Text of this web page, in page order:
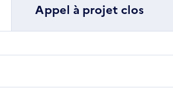
Appel à projet clos